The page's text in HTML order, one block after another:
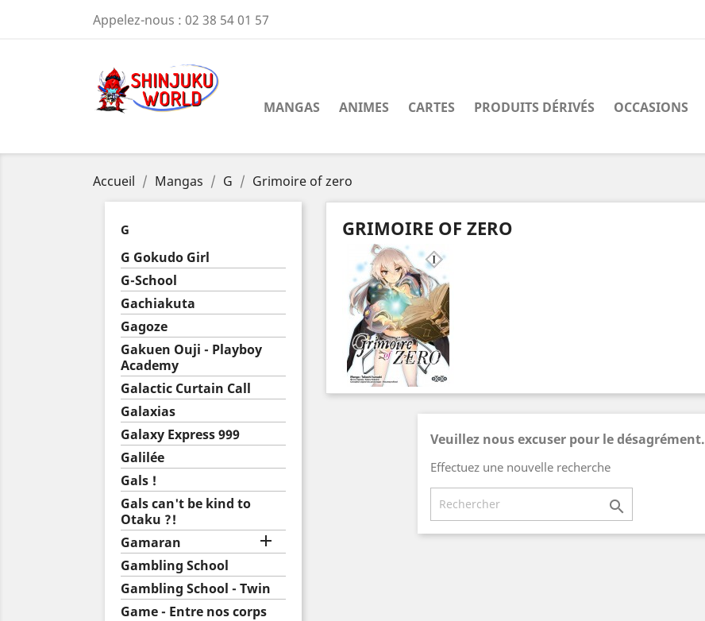
Appelez-nous : 02 38 54 01 57
MANGAS ANIMES CARTES PRODUITS DÉRIVÉS OCCASIONS
Accueil Mangas G Grimoire of zero
G
G Gokudo Girl
G-School
Gachiakuta
Gagoze
Gakuen Ouji - Playboy
Academy
Galactic Curtain Call
Galaxias
Galaxy Express 999
Galilée
Gals !
Gals can't be kind to
Otaku ?!
Gamaran

Gambling School
Gambling School - Twin
Game - Entre nos corps
GRIMOIRE OF ZERO
Veuillez nous excuser pour le désagrément.
Effectuez une nouvelle recherche
